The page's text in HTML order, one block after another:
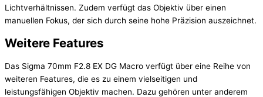
Lichtverhältnissen. Zudem verfügt das Objektiv über einen
manuellen Fokus, der sich durch seine hohe Präzision auszeichnet.
Weitere Features
Das Sigma 70mm F2.8 EX DG Macro verfügt über eine Reihe von
weiteren Features, die es zu einem vielseitigen und
leistungsfähigen Objektiv machen. Dazu gehören unter anderem